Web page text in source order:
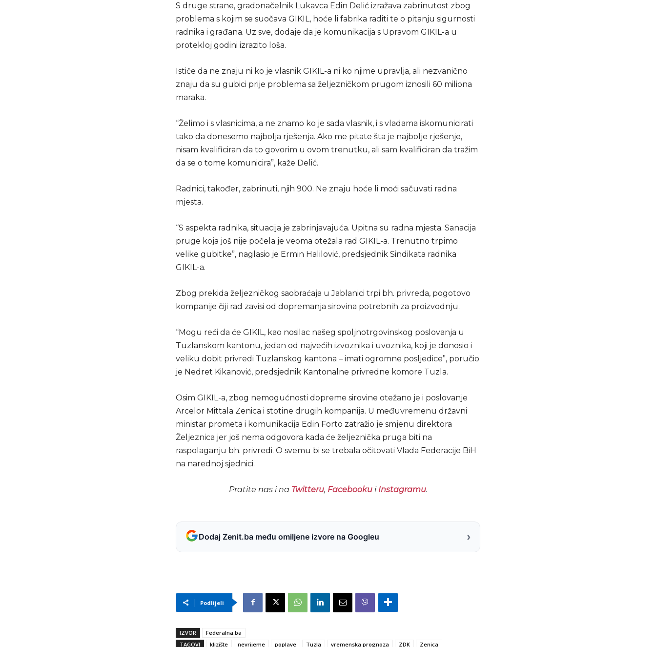
S druge strane, gradonačelnik Lukavca Edin Delić izražava zabrinutost zbog
problema s kojim se suočava GIKIL, hoće li fabrika raditi te o pitanju sigurnosti
radnika i građana. Uz sve, dodaje da je komunikacija s Upravom GIKIL-a u
protekloj godini izrazito loša.
Ističe da ne znaju ni ko je vlasnik GIKIL-a ni ko njime upravlja, ali nezvanično
znaju da su gubici prije problema sa željezničkom prugom iznosili 60 miliona
maraka.
“Želimo i s vlasnicima, a ne znamo ko je sada vlasnik, i s vladama iskomunicirati
tako da donesemo najbolja rješenja. Ako me pitate šta je najbolje rješenje,
nisam kvalificiran da to govorim u ovom trenutku, ali sam kvalificiran da tražim
da se o tome komunicira”, kaže Delić.
Radnici, također, zabrinuti, njih 900. Ne znaju hoće li moći sačuvati radna
mjesta.
“S aspekta radnika, situacija je zabrinjavajuća. Upitna su radna mjesta. Sanacija
pruge koja još nije počela je veoma otežala rad GIKIL-a. Trenutno trpimo
velike gubitke”, naglasio je Ermin Halilović, predsjednik Sindikata radnika
GIKIL-a.
Zbog prekida željezničkog saobraćaja u Jablanici trpi bh. privreda, pogotovo
kompanije čiji rad zavisi od dopremanja sirovina potrebnih za proizvodnju.
“Mogu reći da će GIKIL, kao nosilac našeg spoljnotrgovinskog poslovanja u
Tuzlanskom kantonu, jedan od najvećih izvoznika i uvoznika, koji je donosio i
veliku dobit privredi Tuzlanskog kantona – imati ogromne posljedice”, poručio
je Nedret Kikanović, predsjednik Kantonalne privredne komore Tuzla.
Osim GIKIL-a, zbog nemogućnosti dopreme sirovine otežano je i poslovanje
Arcelor Mittala Zenica i stotine drugih kompanija. U međuvremenu državni
ministar prometa i komunikacija Edin Forto zatražio je smjenu direktora
Željeznica jer još nema odgovora kada će željeznička pruga biti na
raspolaganju bh. privredi. O svemu bi se trebala očitovati Vlada Federacije BiH
na narednoj sjednici.
Pratite nas i na Twitteru, Facebookui Instagramu.
Dodaj Zenit.ba među omiljene izvore na Googleu ›
Podlijeli
IZVOR
Federalna.ba
TAGOVI
klizište nevrijeme poplave Tuzla vremenska prognoza ZDK Zenica